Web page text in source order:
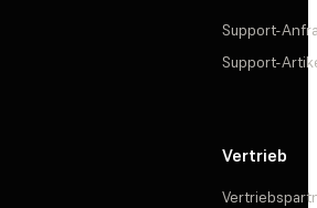
Support-
Support-
Vertrieb